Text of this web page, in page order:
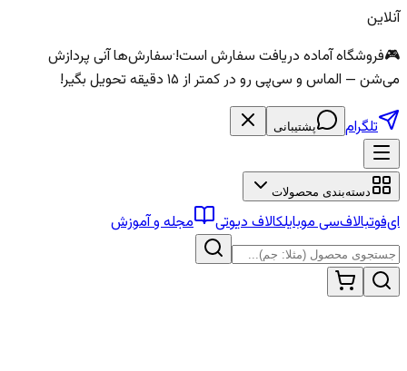
آنلاین
🎮فروشگاه آماده دریافت سفارش است!·سفارش‌ها آنی پردازش
می‌شن — الماس و سی‌پی رو در کمتر از ۱۵ دقیقه تحویل بگیر!
تلگرام پشتیبانی
دسته‌بندی محصولات
ای‌فوتبالاف‌سی موبایلکالاف دیوتی مجله و آموزش